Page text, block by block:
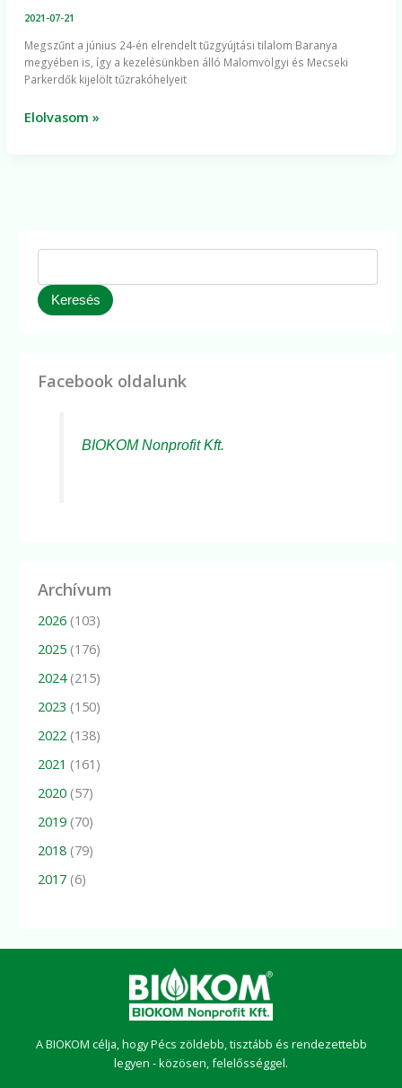
2021-07-21
Megszűnt a június 24-én elrendelt tűzgyújtási tilalom Baranya
megyében is, így a kezelésünkben álló Malomvölgyi és Mecseki
Parkerdők kijelölt tűzrakóhelyeit
tilalmat
Elolvasom »
Keresés
Facebook oldalunk
BIOKOM Nonprofit Kft.
Archívum
2026 (103)
2025 (176)
2024(215)
2023 (150)
2022 (138)
2021 (161)
2020 (57)
2019 (70)
2018 (79)
2017 (6)
A BIOKOM célja, hogy Pécs zöldebb, tisztább és rendezettebb
legyen - közösen, felelősséggel.